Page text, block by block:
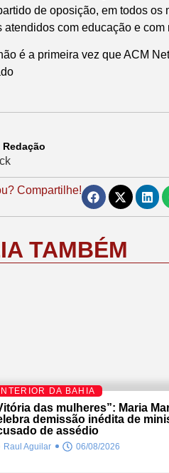
de oposição, em todos os
atendidos com educação e com
é a primeira vez que ACM
Redação
Compartilhe!
TAMBÉM
INTERIOR DA BAHIA
das mulheres”: Maria
demissão inédita de
de assédio
Raul Aguilar 06/08/2026